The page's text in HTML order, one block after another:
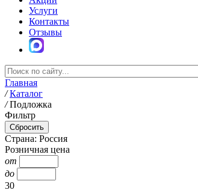
Услуги
Контакты
Отзывы
Главная
/ Каталог
/ Подложка
Фильтр
Страна: Россия
Розничная цена
от
до
30